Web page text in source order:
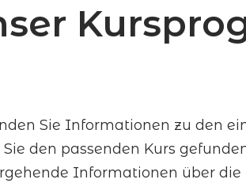
Sie Informationen zu den
den passenden Kurs
Informationen über